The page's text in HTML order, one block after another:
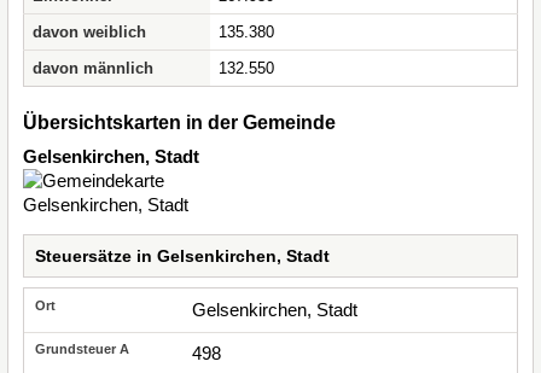
davon weiblich
135.380
davon männlich
132.550
Übersichtskarten in der Gemeinde
Gelsenkirchen, Stadt
Steuersätze in Gelsenkirchen, Stadt
Gelsenkirchen, Stadt
498